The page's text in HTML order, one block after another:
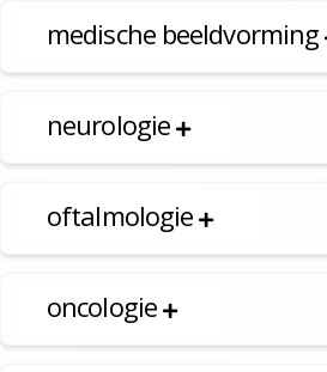
medische beeldvorming
neurologie
oftalmologie
oncologie